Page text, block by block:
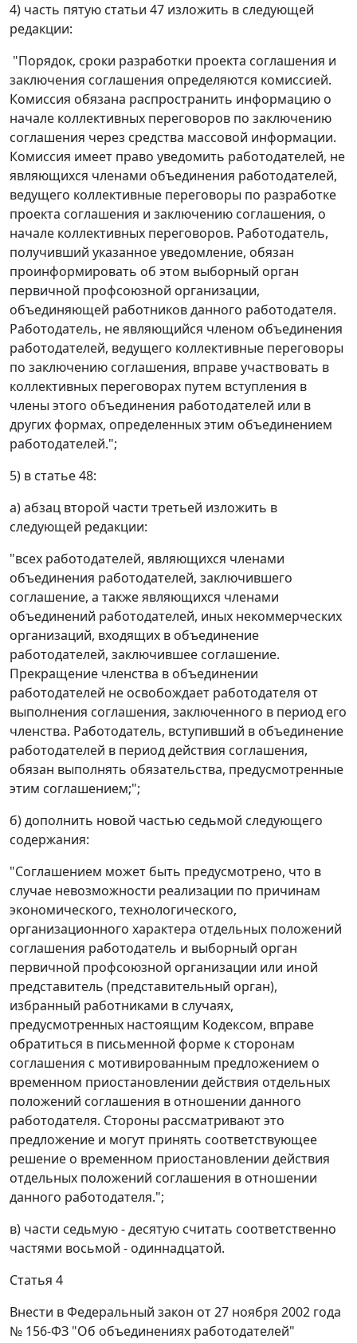
4) часть пятую статьи 47 изложить в следующей
редакции:
"Порядок, сроки разработки проекта соглашения и
заключения соглашения определяются комиссией.
Комиссия обязана распространить информацию о
начале коллективных переговоров по заключению
соглашения через средства массовой информации.
Комиссия имеет право уведомить работодателей, не
являющихся членами объединения работодателей,
ведущего коллективные переговоры по разработке
проекта соглашения и заключению соглашения, о
начале коллективных переговоров. Работодатель,
получивший указанное уведомление, обязан
проинформировать об этом выборный орган
первичной профсоюзной организации,
объединяющей работников данного работодателя.
Работодатель, не являющийся членом объединения
работодателей, ведущего коллективные переговоры
по заключению соглашения, вправе участвовать в
коллективных переговорах путем вступления в
члены этого объединения работодателей или в
других формах, определенных этим объединением
работодателей.";
5) в статье 48:
а) абзац второй части третьей изложить в
следующей редакции:
"всех работодателей, являющихся членами
объединения работодателей, заключившего
соглашение, а также являющихся членами
объединений работодателей, иных некоммерческих
организаций, входящих в объединение
работодателей, заключившее соглашение.
Прекращение членства в объединении
работодателей не освобождает работодателя от
выполнения соглашения, заключенного в период его
членства. Работодатель, вступивший в объединение
работодателей в период действия соглашения,
обязан выполнять обязательства, предусмотренные
этим соглашением;";
б) дополнить новой частью седьмой следующего
содержания:
"Соглашением может быть предусмотрено, что в
случае невозможности реализации по причинам
экономического, технологического,
организационного характера отдельных положений
соглашения работодатель и выборный орган
первичной профсоюзной организации или иной
представитель (представительный орган),
избранный работниками в случаях,
предусмотренных настоящим Кодексом, вправе
обратиться в письменной форме к сторонам
соглашения с мотивированным предложением о
временном приостановлении действия отдельных
положений соглашения в отношении данного
работодателя. Стороны рассматривают это
предложение и могут принять соответствующее
решение о временном приостановлении действия
отдельных положений соглашения в отношении
данного работодателя.";
в) части седьмую - десятую считать соответственно
частями восьмой - одиннадцатой.
Статья 4
Внести в Федеральный закон от 27 ноября 2002 года
№ 156-ФЗ "Об объединениях работодателей"